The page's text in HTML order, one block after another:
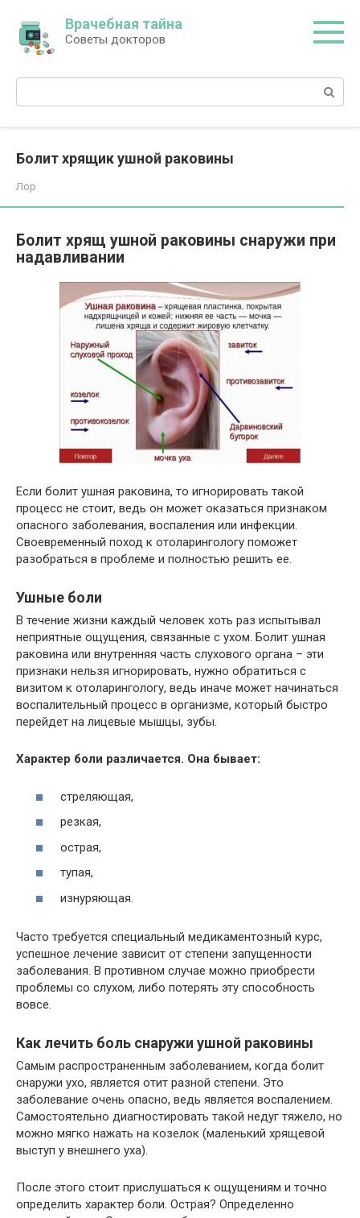
контенту
Врачебная тайна
Советы докторов
Поиск:
Болит хрящик ушной раковины
Лор
Болит хрящ ушной раковины снаружи при
надавливании
Если болит ушная раковина, то игнорировать такой
процесс не стоит, ведь он может оказаться признаком
опасного заболевания, воспаления или инфекции.
Своевременный поход к отоларингологу поможет
разобраться в проблеме и полностью решить ее.
Ушные боли
В течение жизни каждый человек хоть раз испытывал
неприятные ощущения, связанные с ухом. Болит ушная
раковина или внутренняя часть слухового органа – эти
признаки нельзя игнорировать, нужно обратиться с
визитом к отоларингологу, ведь иначе может начинаться
воспалительный процесс в организме, который быстро
перейдет на лицевые мышцы, зубы.
Характер боли различается. Она бывает:
стреляющая,
резкая,
острая,
тупая,
изнуряющая.
Часто требуется специальный медикаментозный курс,
успешное лечение зависит от степени запущенности
заболевания. В противном случае можно приобрести
проблемы со слухом, либо потерять эту способность
вовсе.
Как лечить боль снаружи ушной раковины
Самым распространенным заболеванием, когда болит
снаружи ухо, является отит разной степени. Это
заболевание очень опасно, ведь является воспалением.
Самостоятельно диагностировать такой недуг тяжело, но
можно мягко нажать на козелок (маленький хрящевой
выступ у внешнего уха).
После этого стоит прислушаться к ощущениям и точно
определить характер боли. Острая? Определенно